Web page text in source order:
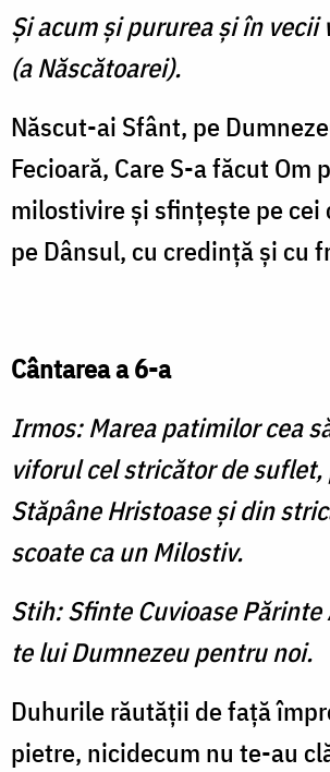
Şi acum şi pururea şi în vecii
(a Născătoarei).
Născut-ai Sfânt, pe
Fecioară, Care S-a făcut Om
milostivire şi sfinţeşte pe cei
pe Dânsul, cu credinţă şi cu
Cântarea a 6-a
Irmos: Marea patimilor cea
viforul cel stricător de
Stăpâne Hristoase şi din
scoate ca un Milostiv.
Stih: Sfinte Cuvioase
te lui Dumnezeu pentru noi.
Duhurile răutăţii de faţă
pietre, nicidecum nu te-au